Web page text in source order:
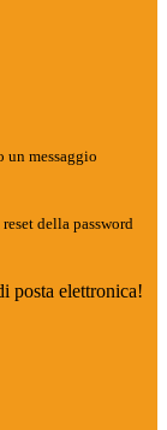
un messaggio
della password
posta elettronica!